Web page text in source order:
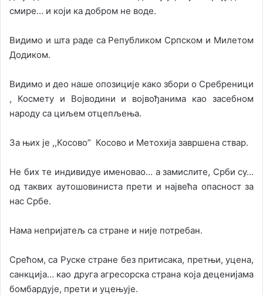
смире… и који ка добром не воде.
Видимо и шта раде са Републиком Српском и Милетом
Додиком.
Видимо и део наше опозиције како збори о Сребреници
, Космету и Војводини и војвођанима као засебном
народу са циљем отцепљења.
За њих је ,,Косово” Косово и Метохија завршена ствар.
Не бих те индивидуе именовао… а замислите, Срби су…
од таквих аутошовиниста прети и највећа опасност за
нас Србе.
Нама непријатељ са стране и није потребан.
Срећом, са Руске стране без притисака, претњи, уцена,
санкција… као друга агресорска страна која деценијама
бомбардује, прети и уцењује.